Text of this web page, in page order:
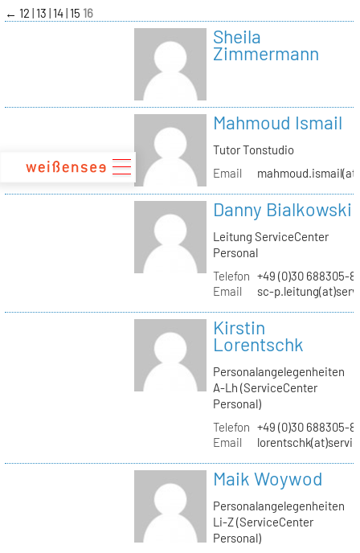
zum
Inhalt
← 12 13 14 15 16
Sheila
Zimmermann
Mahmoud Ismail
Tutor Tonstudio
Email
Danny Bialkowski
Leitung ServiceCenter
Personal
Telefon +49 (0)30 688305-
Email
sc-
Kirstin
Lorentschk
Personalangelegenheiten
A-Lh (ServiceCenter
Personal)
Telefon +49 (0)30 688305-
Email
Maik Woywod
Personalangelegenheiten
Li-Z (ServiceCenter
Personal)